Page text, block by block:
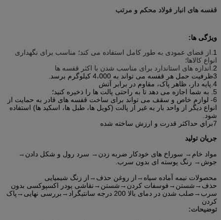
قفسه های انبار فولاد محکم و مرتب
ویژگی ها:
1. از فضای عمودی به طور کامل استفاده می کند؛ مناسب برای نگهداری
انواع کالاها؛
2. اندازه های استاندارد برای مناسب شدن با اکثر قفسه ها
3ظرفیت حمل هر قفسه می تواند به 4،000 کیلوگرم برسد.
4.پايه دار، ظاهر پاک، مقاوم در برابر آتش
5. به شما اجازه می دهد تا به راحتی پالت ها را ذخیره کنید؛
6- لوازم خاص و سقف می تواند برای ساخت قفسه های قادر به حمایت از
انواع دیگر از واحد بار به غیر از پالت (کویل ها، طبل ها، اسکید ها) استفاده
شود.
7براي حداکثر قدرت و ارزش ساخته شده
جریان تولید
مواد خام→ سوراخ های خودکار ضربه زدن→ سرد رول و شکل دادن→
جوش→ رنگ پوسته ای بدون سرب.
محصولات نیمه آماده سیاه→از روغن حذف→از زنگ شیمیایی
حذف→شستن→فوسفات کردن→شستن→نقاشی پودر اکسپوکسی بدون
سرب→صلب شدن در دمای بالا 200 درجه سانتیگراد→بررسی نهایی→پاک
کردن
توضیحات: